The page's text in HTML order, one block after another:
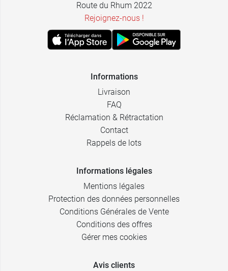
Route du Rhum 2022
Rejoignez-nous !
Informations
Livraison
FAQ
Réclamation & Rétractation
Contact
Rappels de lots
Informations légales
Mentions légales
Protection des données personnelles
Conditions Générales de Vente
Conditions des offres
Gérer mes cookies
Avis clients